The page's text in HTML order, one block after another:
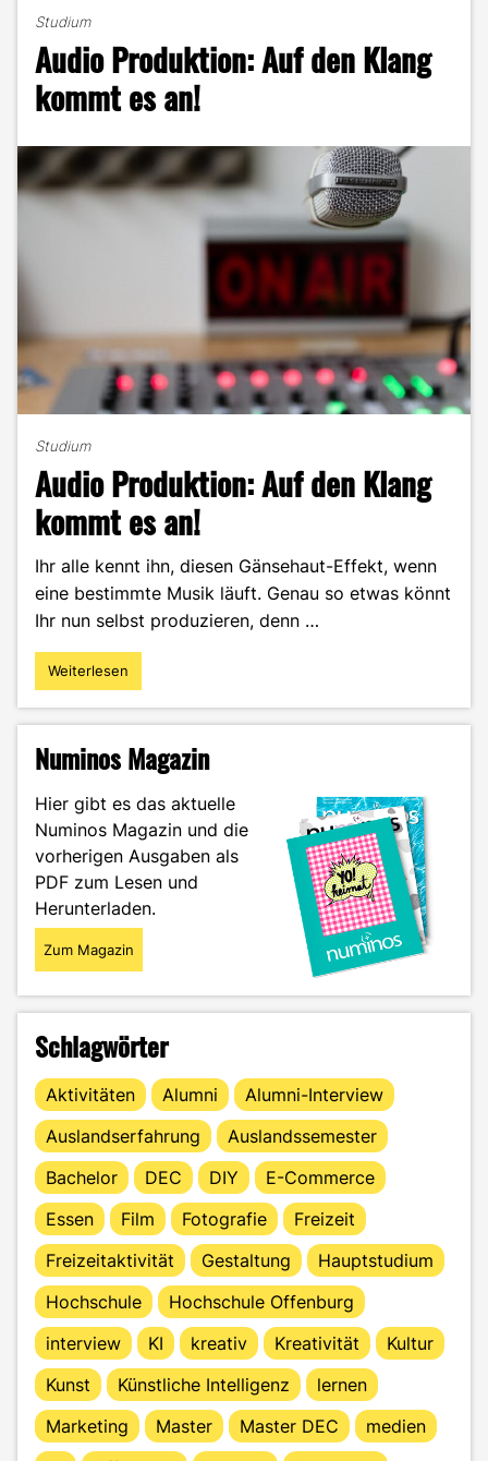
Universum
–
Wie
werden
Bässe
produziert?"
Studium
Audio Produktion: Auf den Klang
kommt es an!
Studium
Audio Produktion: Auf den Klang
kommt es an!
Ihr alle kennt ihn, diesen Gänsehaut-Effekt, wenn
eine bestimmte Musik läuft. Genau so etwas könnt
Ihr nun selbst produzieren, denn …
"Audio
Produktion:
Klang
es
an!"
Weiterlesen
Numinos Magazin
Hier gibt es das aktuelle
Numinos Magazin und die
vorherigen Ausgaben als
PDF zum Lesen und
Herunterladen.
Zum Magazin
Schlagwörter
Aktivitäten Alumni
Alumni-Interview
Auslandserfahrung
Auslandssemester
Bachelor
DEC DIY
E-Commerce
Essen
Film Fotografie
Freizeit
Freizeitaktivität
Gestaltung
Hauptstudium
Hochschule
Hochschule Offenburg
interview
KI kreativ Kreativität
Kultur
Kunst
Künstliche Intelligenz
lernen
Marketing
Master Master DEC
medien